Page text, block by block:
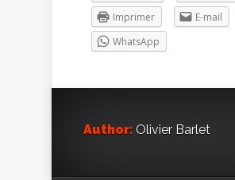
Imprimer
E-mail
WhatsApp
Author: Olivier Barlet